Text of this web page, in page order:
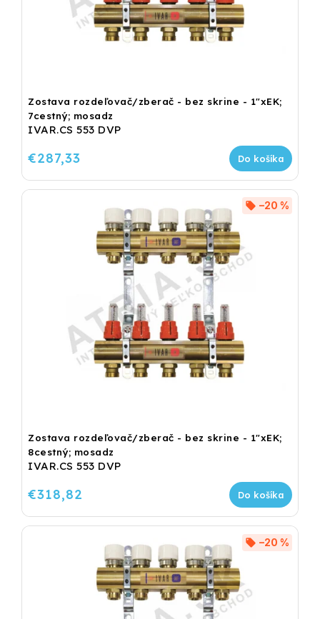
Zostava rozdeľovač/zberač - bez skrine - 1"xEK;
7cestný; mosadz
IVAR.CS 553 DVP
€287,33 Do košíka
Zostava rozdeľovač/zberač - bez skrine - 1"xEK;
8cestný; mosadz
IVAR.CS 553 DVP
–20 %
€318,82 Do košíka
–20 %